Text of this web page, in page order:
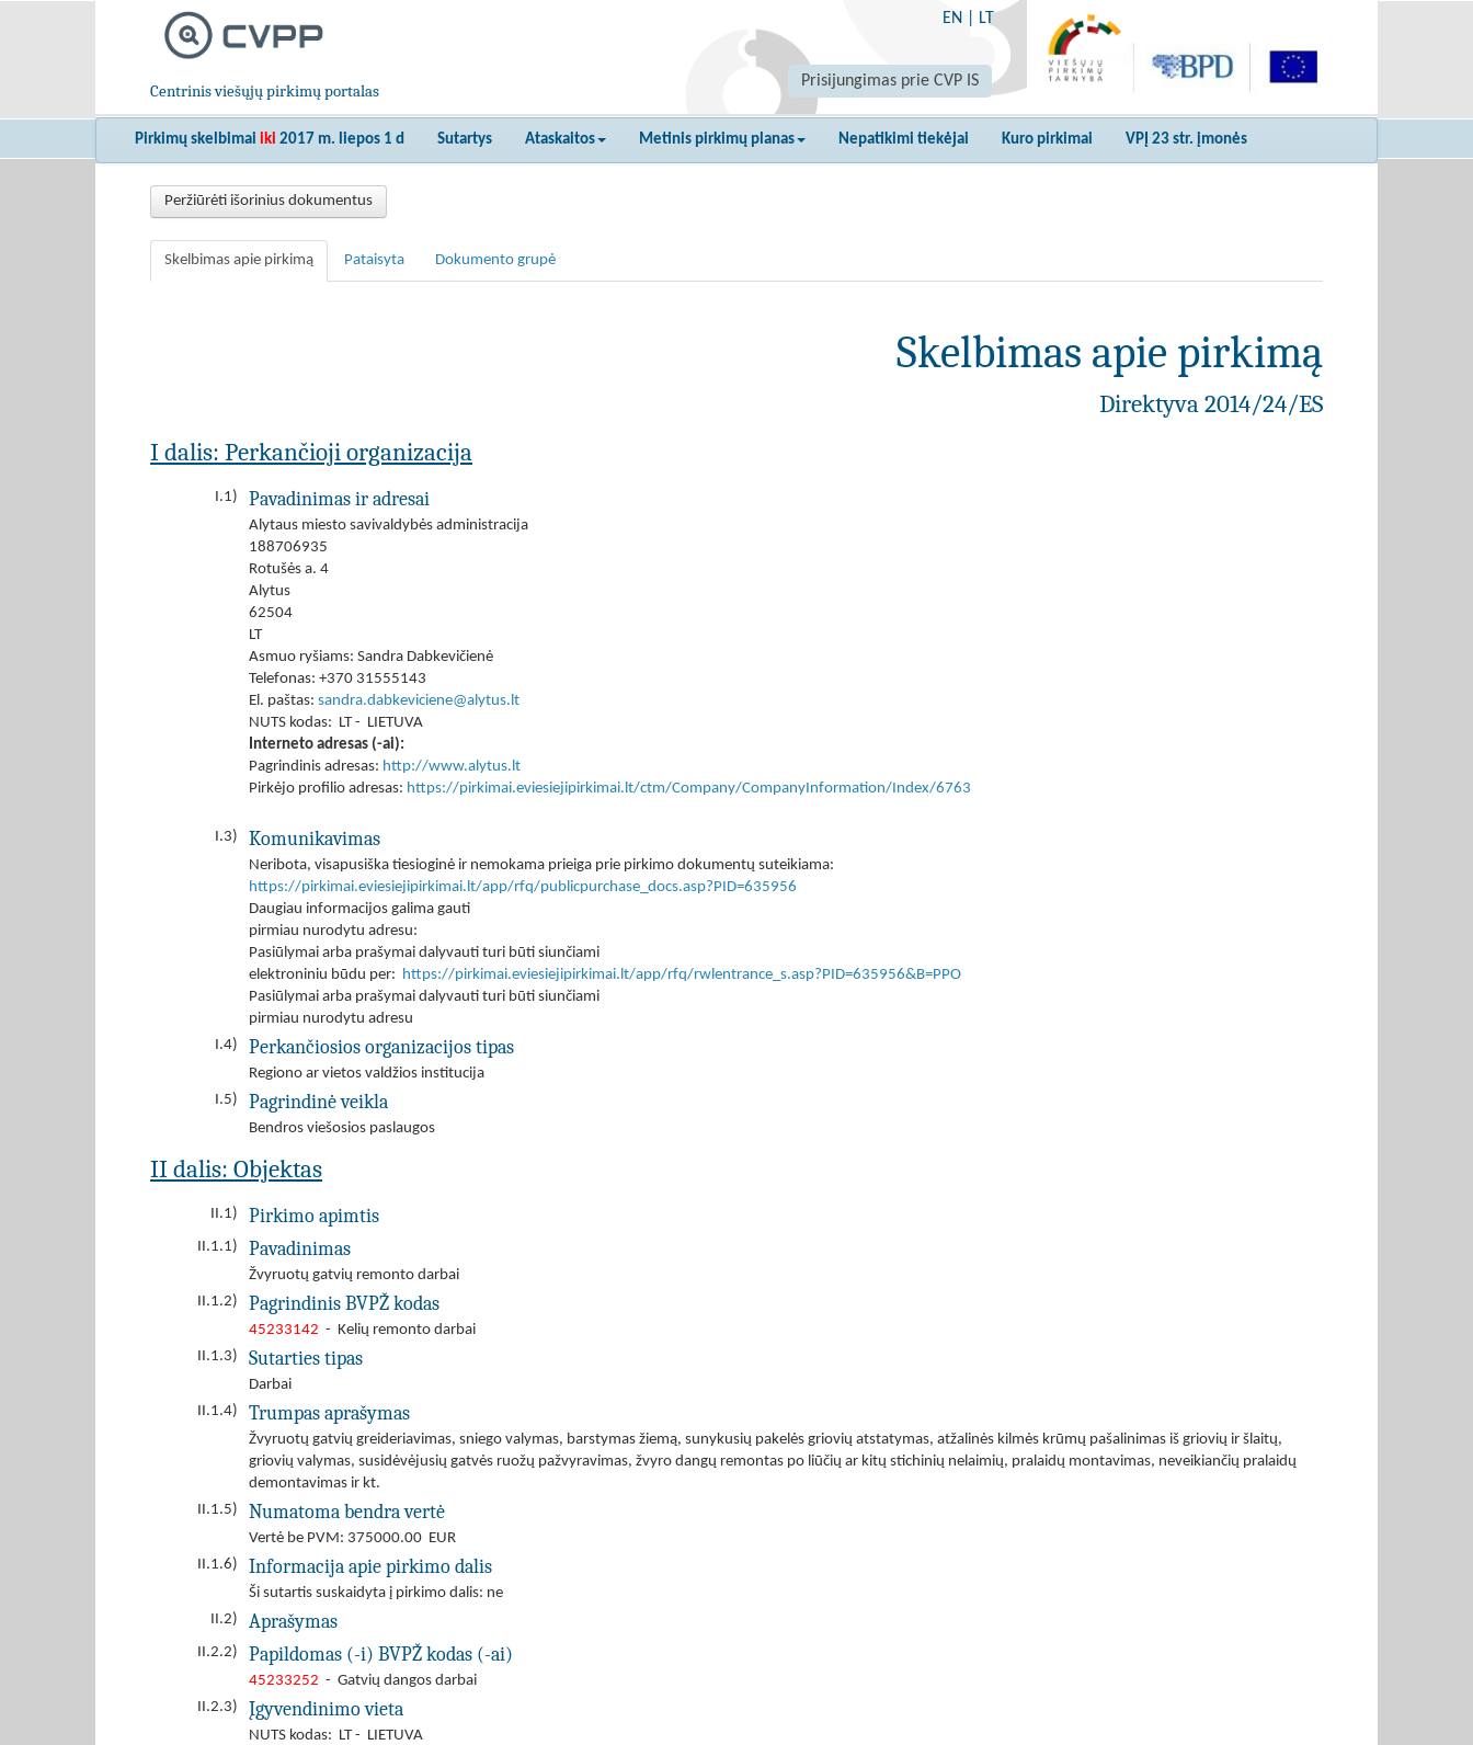
Centrinis viešųjų pirkimų portalas
EN LT
Prisijungimas prie CVP IS
Pirkimų skelbimai iki 2017 m. liepos 1 d Sutartys Ataskaitos Metinis pirkimų planas Nepatikimi tiekėjai Kuro pirkimai VPĮ 23 str. įmonės
Peržiūrėti išorinius dokumentus
Skelbimas apie pirkimą Pataisyta Dokumento grupė
Skelbimas apie pirkimą
Direktyva 2014/24/ES
I dalis: Perkančioji organizacija
I.1) Pavadinimas ir adresai
Alytaus miesto savivaldybės administracija
188706935
Rotušės a. 4
Alytus
62504
LT
Asmuo ryšiams: Sandra Dabkevičienė
Telefonas: +370 31555143
El. paštas: sandra.dabkeviciene@alytus.lt
NUTS kodas: LT - LIETUVA
Interneto adresas (-ai):
Pagrindinis adresas: http://www.alytus.lt
Pirkėjo profilio adresas: https://pirkimai.eviesiejipirkimai.lt/ctm/Company/CompanyInformation/Index/6763
I.3) Komunikavimas
Neribota, visapusiška tiesioginė ir nemokama prieiga prie pirkimo dokumentų suteikiama:
https://pirkimai.eviesiejipirkimai.lt/app/rfq/publicpurchase_docs.asp?PID=635956
Daugiau informacijos galima gauti
pirmiau nurodytu adresu:
Pasiūlymai arba prašymai dalyvauti turi būti siunčiami
elektroniniu būdu per: https://pirkimai.eviesiejipirkimai.lt/app/rfq/rwlentrance_s.asp?PID=635956&B=PPO
Pasiūlymai arba prašymai dalyvauti turi būti siunčiami
pirmiau nurodytu adresu
I.4)
Perkančiosios organizacijos tipas
Regiono ar vietos valdžios institucija
I.5)
Pagrindinė veikla
Bendros viešosios paslaugos
II dalis: Objektas
II.1) Pirkimo apimtis
II.1.1) Pavadinimas
Žvyruotų gatvių remonto darbai
II.1.2)
Pagrindinis BVPŽ kodas
45233142 - Kelių remonto darbai
II.1.3)
Sutarties tipas
Darbai
II.1.4)
Trumpas aprašymas
Žvyruotų gatvių greideriavimas, sniego valymas, barstymas žiemą, sunykusių pakelės griovių atstatymas, atžalinės kilmės krūmų pašalinimas iš griovių ir šlaitų,
griovių valymas, susidėvėjusių gatvės ruožų pažvyravimas, žvyro dangų remontas po liūčių ar kitų stichinių nelaimių, pralaidų montavimas, neveikiančių pralaidų
demontavimas ir kt.
II.1.5)
Numatoma bendra vertė
Vertė be PVM: 375000.00 EUR
II.1.6)
Informacija apie pirkimo dalis
Ši sutartis suskaidyta į pirkimo dalis: ne
II.2)
Aprašymas
II.2.2) Papildomas (-i) BVPŽ kodas (-ai)
45233252 - Gatvių dangos darbai
II.2.3)
Įgyvendinimo vieta
NUTS kodas: LT - LIETUVA